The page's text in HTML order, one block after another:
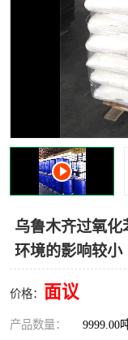
乌鲁木齐过氧化
环境的影响较小
价格： 面议
产品数量： 9999.00
添加剂助剂
十二烷基苯磺酸
丙二醇甲醚醋酸酯
叔丁基苯
醛类
酯类